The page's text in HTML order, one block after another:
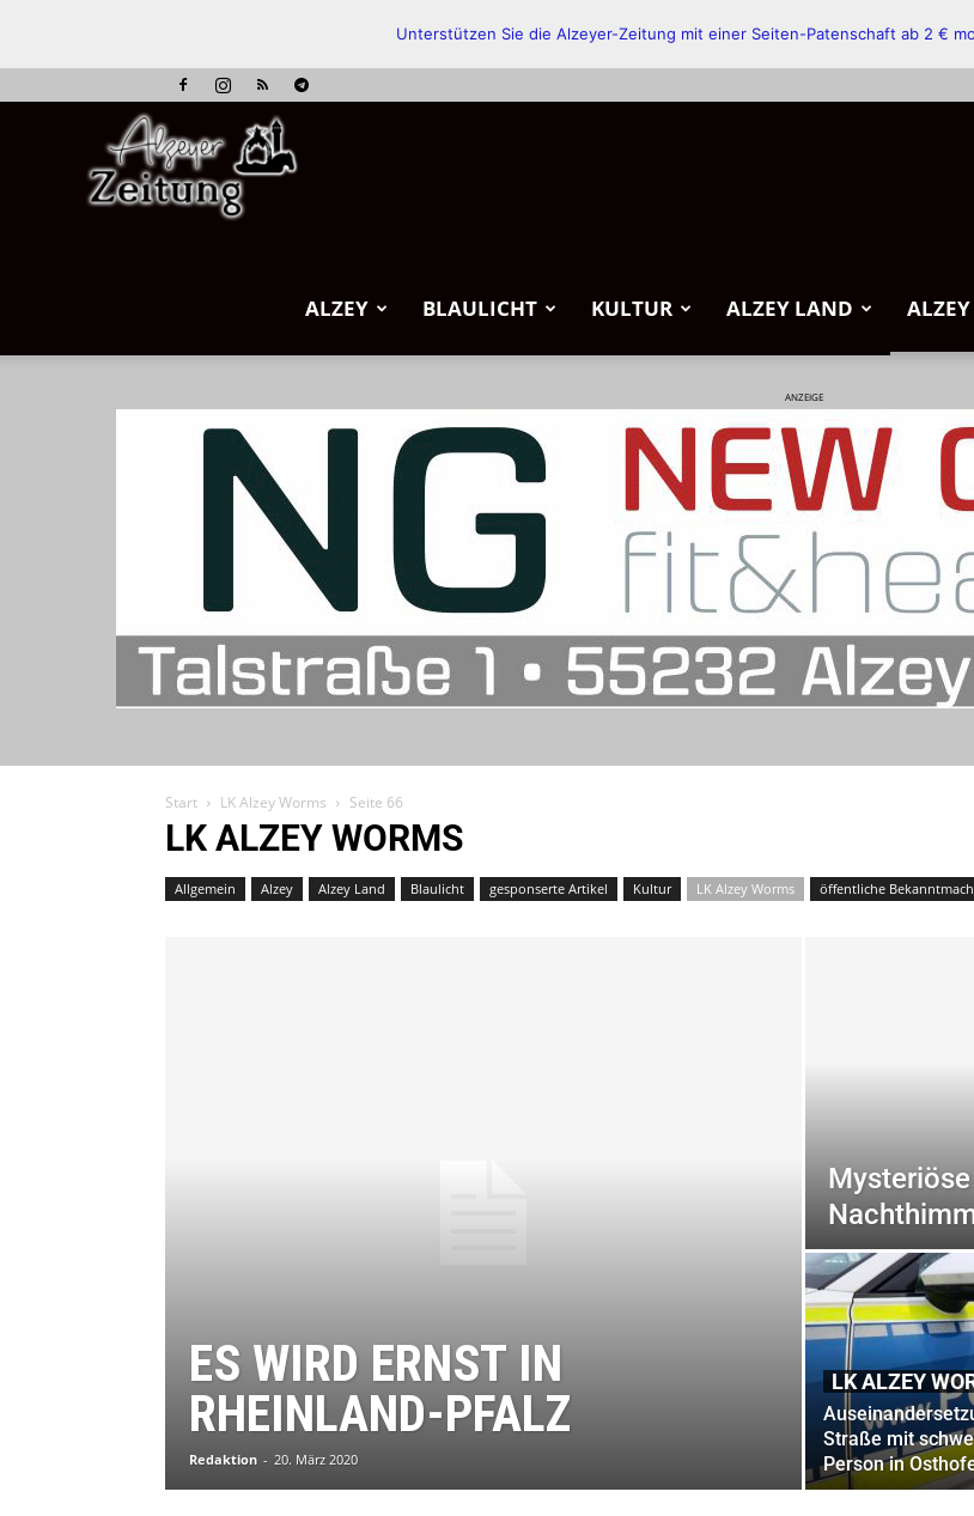
ALZEY BLAULICHT KULTUR ALZEY LAND
ANZEIGE
Start LK Alzey Worms Seite 66
LK ALZEY WORMS
Allgemein Alzey Alzey Land Blaulicht gesponserte Artikel Kultur LK Alzey Worms öffentliche
ES WIRD ERNST IN
RHEINLAND-PFALZ
Redaktion - 20. März 2020
LK ALZEY
Straße mit
Person in
Unterstützen Sie die Alzeyer-Zeitung mit einer Seiten-Patenschaft ab 2 €